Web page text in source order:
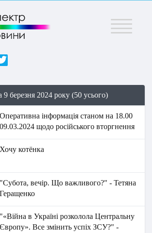
Меню
9 березня 2024 року (50 усього)
Оперативна інформація станом на 18.00
09.03.2024 щодо російського вторгнення
Хочу котёнка
"Субота, вечір. Що важливого?" - Тетяна
Геращенко
"«Війна в Україні розколола Центральну
Європу». Все змінить успіх ЗСУ?" -